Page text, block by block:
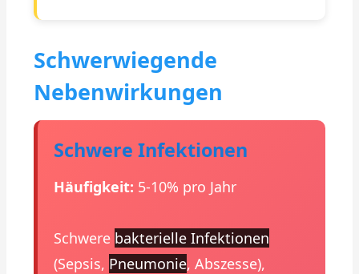
Schwerwiegende
Nebenwirkungen
Schwere Infektionen
Häufigkeit: 5-10% pro Jahr
Schwere bakterielle Infektionen
(Sepsis, Pneumonie, Abszesse),